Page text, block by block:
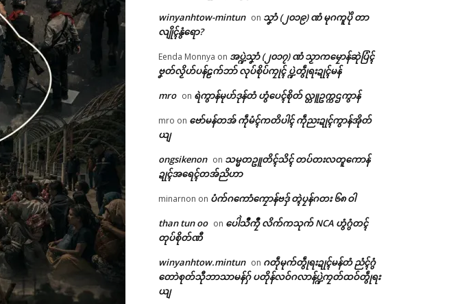
winyanhtow-mintun on သၞာံ (၂၀၁၉) ဏံ မုဂကူပိုဲ တာ
လျိုၚ်နွံရော?
Eenda Monnya on အပ္ဍဲသၞာံ (၂၀၁၇) ဏံ သၟာကမၠောန်ဆုဲပြံၚ်
ဗၞတ်လၟိဟ်ပန်ဠက်ဘာ် လုပ်စိုပ်ကၠုၚ် ပ္ဍဲတွဵုရးဍုၚ်မန်
mro on ရဲကွာန်မုဟ်ဒုန်တံ ဟွံပေၚ်စိုတ် လ္တူဥက္ကဌကွာန်
mro on ဗော်မန်တအ် ကဵုမံၚ်ကတိပါၚ် ကဵုညးဍုၚ်ကွာန်အိုတ်
ယျ
ongsikenon on သမ္မတဥူတိၚ်သိၚ် တပ်တးလတူကောန်
ဍုၚ်အရေၚ်တအ်ညိဟာ
minarnon on ပံက်ဂကောံကၠောန်ဗဒှ် တ္ၚဲပၠန်ဂတး ၆၈ ဝါ
than tun oo on ပေါဲသဳကၠဳ လိက်ကသုက် NCA ဟွံဂွံတၚ်
တုပ်စိုတ်ဏီ
winyanhtow.mintun on ဂတဵုမုက်တွဵုရးဍုၚ်မန်တံ ညံၚ်ဂွံ
တောဲစုတ်သီုဘာသာမန်ဂှ် ပတိုန်လဝ်ဂလာန်ပ္ဍဲကၠတ်ထဝ်တွဵုရး
ယျ